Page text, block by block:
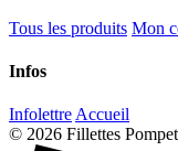
Tous les produits Mon
Infos
Infolettre Accueil
© 2026 Fillettes